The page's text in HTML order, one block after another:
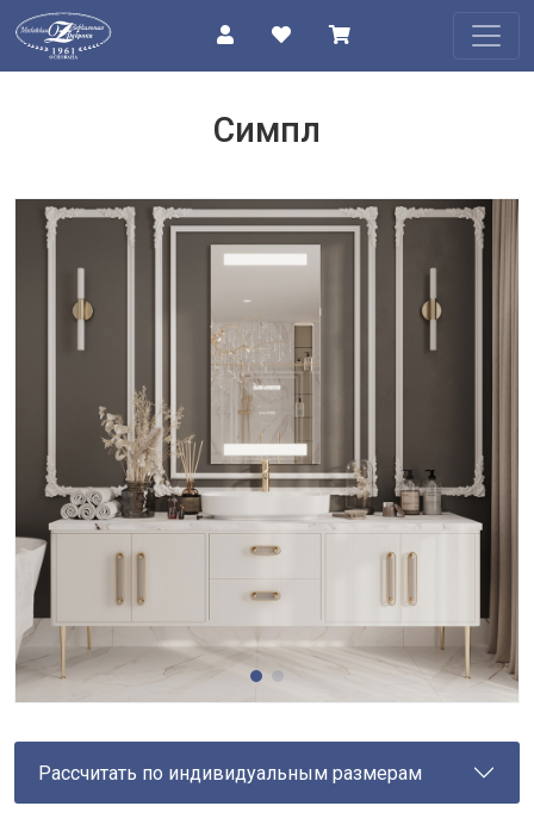
ПРОЕКТЫ
КОНТАКТЫ
Симпл
Рассчитать по индивидуальным размерам